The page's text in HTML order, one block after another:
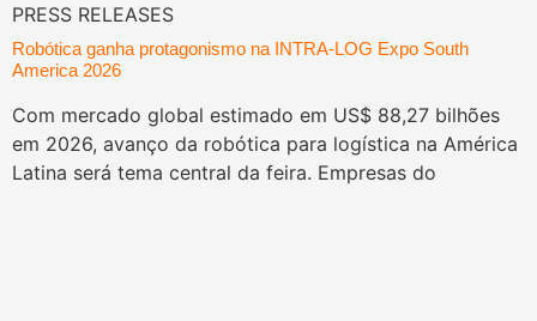
PRESS RELEASES
Robótica ganha protagonismo na INTRA-LOG Expo South
America 2026
Com mercado global estimado em US$ 88,27 bilhões
em 2026, avanço da robótica para logística na América
Latina será tema central da feira. Empresas do